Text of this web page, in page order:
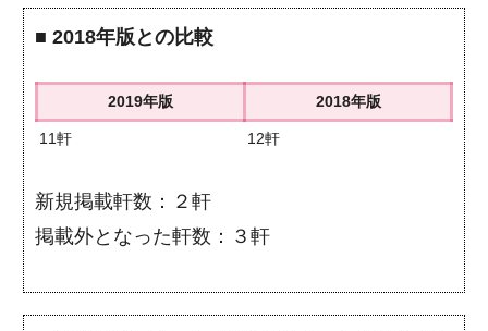
■ 2018年版との比較
2019年版 2018年版
11軒 12軒
新規掲載軒数：２軒
掲載外となった軒数：３軒